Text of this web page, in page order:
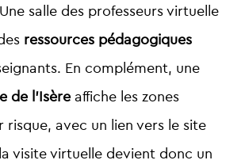
salle des professeurs virtuelle
ressources pédagogiques
En complément, une
de l’Isère affiche les zones
risque, avec un lien vers le site
visite virtuelle devient donc un